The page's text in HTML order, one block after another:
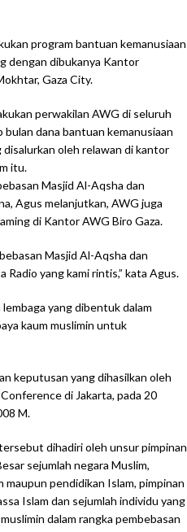
program bantuan kemanusiaan
dengan dibukanya Kantor
Gaza City.
perwakilan AWG di seluruh
dana bantuan kemanusiaan
oleh relawan di kantor
itu.
Masjid Al-Aqsha dan
Agus melanjutkan, AWG juga
di Kantor AWG Biro Gaza.
Masjid Al-Aqsha dan
Radio yang kami rintis,” kata Agus.
yang dibentuk dalam
kaum muslimin untuk
keputusan yang dihasilkan oleh
di Jakarta, pada 20
M.
dihadiri oleh unsur pimpinan
sejumlah negara Muslim,
maupun pendidikan Islam, pimpinan
Islam dan sejumlah individu yang
dalam rangka pembebasan